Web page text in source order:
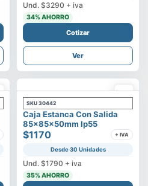
Und. $3290 + iva
34% AHORRO
Cotizar
Ver
SKU 30442
Caja Estanca Con Salida
85x85x50mm Ip55
$1170 + IVA
Desde 30 Unidades
Und. $1790 + iva
35% AHORRO